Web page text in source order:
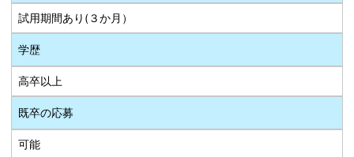
試用期間あり(３か月）
学歴
高卒以上
既卒の応募
可能